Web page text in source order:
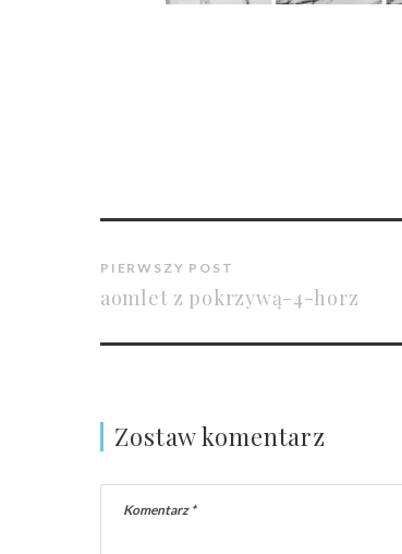
PIERWSZY POST
aomlet z pokrzywą-4-horz
Zostaw komentarz